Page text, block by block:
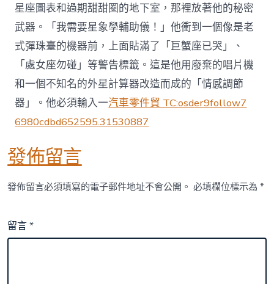
星座圖表和過期甜甜圈的地下室，那裡放著他的秘密
武器。「我需要星象學輔助儀！」他衝到一個像是老
式彈珠臺的機器前，上面貼滿了「巨蟹座已哭」、
「處女座勿碰」等警告標籤。這是他用廢棄的唱片機
和一個不知名的外星計算器改造而成的「情感調節
器」。他必須輸入一汽車零件貿 TC:osder9follow7
6980cdbd652595.31530887
發佈留言
發佈留言必須填寫的電子郵件地址不會公開。 必填欄位標示為*
留言*